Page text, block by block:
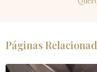
Páginas